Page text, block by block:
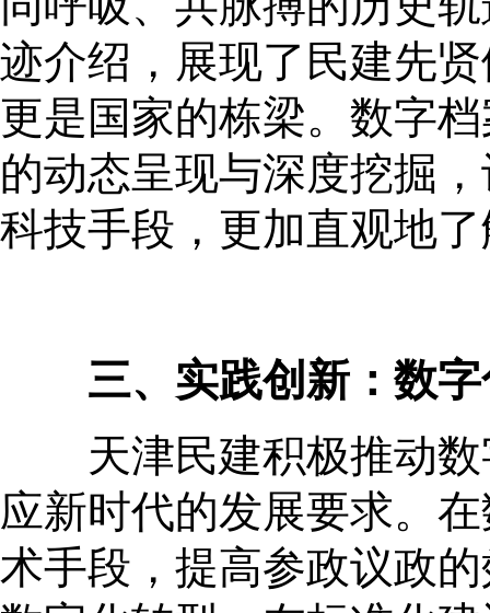
迹介绍，展现了民建先
更是国家的栋梁。数字
的动态呈现与深度挖掘
科技手段，更加直观地
三、实践创新：数
天津民建积极推动数
应新时代的发展要求。
术手段，提高参政议政